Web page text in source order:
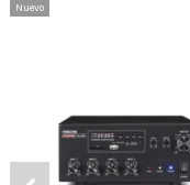
Nuevo